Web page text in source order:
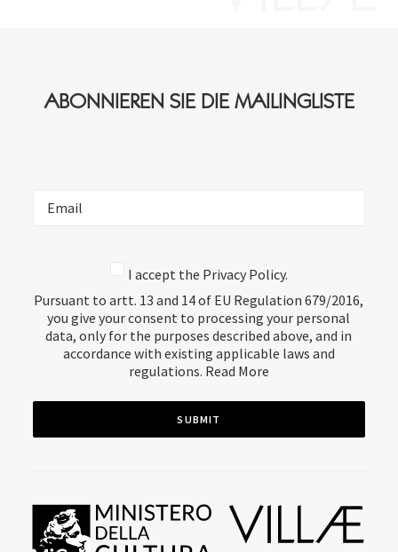
ABONNIEREN SIE DIE MAILINGLISTE
I accept the Privacy Policy.
Pursuant to artt. 13 and 14 of EU Regulation 679/2016,
you give your consent to processing your personal
data, only for the purposes described above, and in
accordance with existing applicable laws and
regulations. Read More